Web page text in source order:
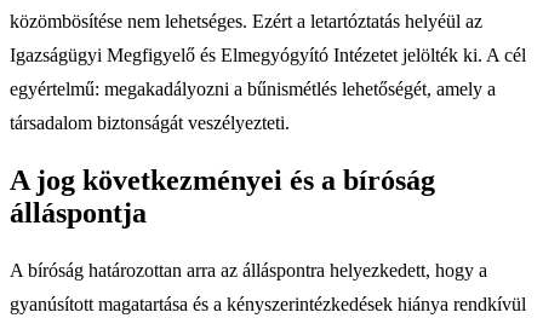
közömbösítése nem lehetséges. Ezért a letartóztatás helyéül az
Igazságügyi Megfigyelő és Elmegyógyító Intézetet jelölték ki. A cél
egyértelmű: megakadályozni a bűnismétlés lehetőségét, amely a
társadalom biztonságát veszélyezteti.
A jog következményei és a bíróság
álláspontja
A bíróság határozottan arra az álláspontra helyezkedett, hogy a
gyanúsított magatartása és a kényszerintézkedések hiánya rendkívül